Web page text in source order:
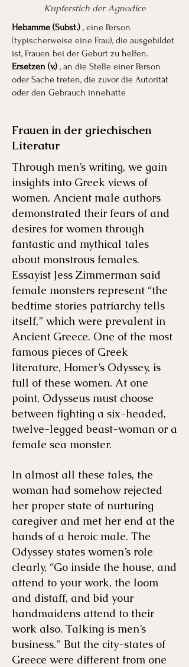
Kupferstich der Agnodice
Hebamme (Subst.) , eine Person
(typischerweise eine Frau), die ausgebildet
ist, Frauen bei der Geburt zu helfen.
Ersetzen (v.) , an die Stelle einer Person
oder Sache treten, die zuvor die Autorität
oder den Gebrauch innehatte
Frauen in der griechischen
Literatur
Through men’s writing, we gain
insights into Greek views of
women. Ancient male authors
demonstrated their fears of and
desires for women through
fantastic and mythical tales
about monstrous females.
Essayist Jess Zimmerman said
female monsters represent “the
bedtime stories patriarchy tells
itself,” which were prevalent in
Ancient Greece. One of the most
famous pieces of Greek
literature, Homer’s Odyssey, is
full of these women. At one
point, Odysseus must choose
between fighting a six-headed,
twelve-legged beast-woman or a
female sea monster.
In almost all these tales, the
woman had somehow rejected
her proper state of nurturing
caregiver and met her end at the
hands of a heroic male. The
Odyssey states women’s role
clearly, “Go inside the house, and
attend to your work, the loom
and distaff, and bid your
handmaidens attend to their
work also. Talking is men’s
business.” But the city-states of
Greece were different from one